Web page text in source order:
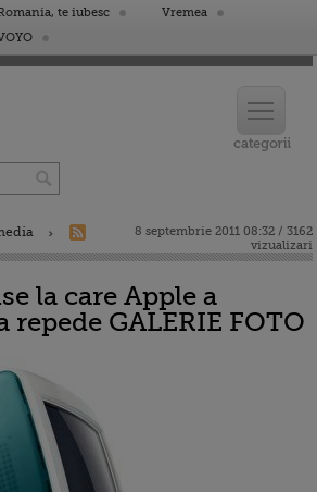
te iubesc
Vremea
8 septembrie 2011 08:32 / 3162
vizualizari
la care Apple a
GALERIE FOTO